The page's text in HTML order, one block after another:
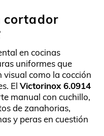
cortador
en cocinas
uniformes que
como la cocción
El Victorinox 6.0914
manual con cuchillo,
de zanahorias,
y peras en cuestión